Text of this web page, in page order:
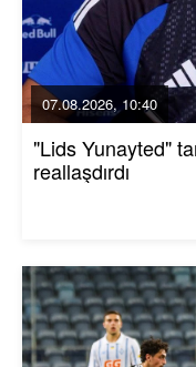
07.08.2026, 10:40
"Lids Yunayted"
reallaşdırdı